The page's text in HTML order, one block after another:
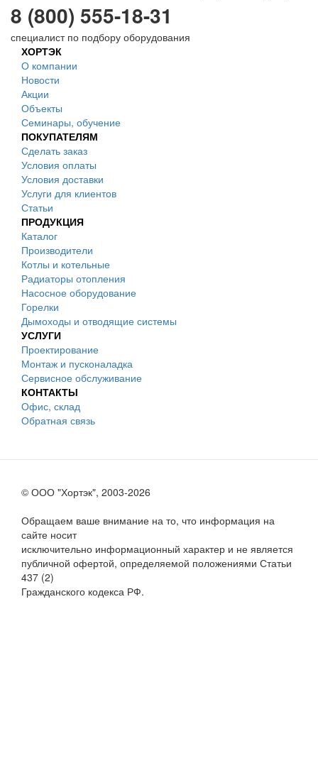
8 (800) 555-18-31
специалист по подбору оборудования
ХОРТЭК
О компании
Новости
Акции
Объекты
Семинары, обучение
ПОКУПАТЕЛЯМ
Сделать заказ
Условия оплаты
Условия доставки
Услуги для клиентов
Статьи
ПРОДУКЦИЯ
Каталог
Производители
Котлы и котельные
Радиаторы отопления
Насосное оборудование
Горелки
Дымоходы и отводящие системы
УСЛУГИ
Проектирование
Монтаж и пусконаладка
Сервисное обслуживание
КОНТАКТЫ
Офис, склад
Обратная связь
© ООО "Хортэк", 2003-2026
Обращаем ваше внимание на то, что информация на
сайте носит
исключительно информационный характер и не является
публичной офертой, определяемой положениями Статьи
437 (2)
Гражданского кодекса РФ.